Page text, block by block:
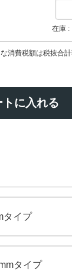
在庫
消費税額は税抜合
トに入れる
タイプ
タイプ